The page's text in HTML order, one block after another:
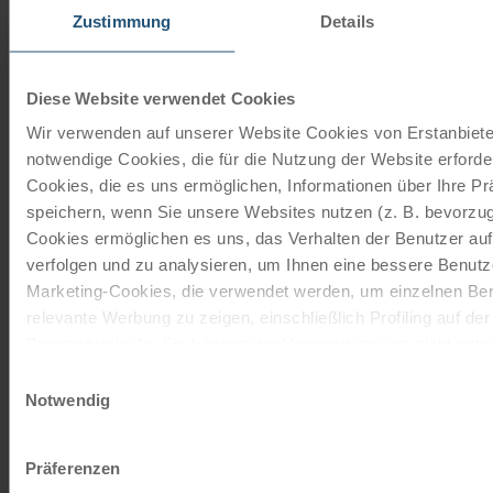
Zustimmung Details
Diese Website verwendet Cookies
Wir verwenden auf unserer Website Cookies von
notwendige Cookies, die für die Nutzung der Website
Cookies, die es uns ermöglichen, Informationen über Ihre
speichern, wenn Sie unsere Websites nutzen (z. B.
Cookies ermöglichen es uns, das Verhalten der Benutzer
verfolgen und zu analysieren, um Ihnen eine bessere
Marketing-Cookies, die verwendet werden, um einzelnen
relevante Werbung zu zeigen, einschließlich Profiling auf
entscheiden, nur notwendige Cookies zu verwenden, indem
Impressum
Notwendig
Präferenzen
Unsere Reisekataloge
Radkreuzfahrten
JETZT KOSTENFREI BESTELLEN
Schenken Sie unvergessliche
Momente!
Mit einem Reisegutschein haben Sie